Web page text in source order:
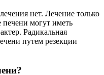
нет. Лечение только
могут иметь
Радикальная
путем резекции